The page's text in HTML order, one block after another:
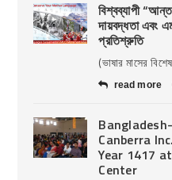
বিশ্বব্যাপী
দায়বদ্ধতা এবং
প্রতিশ্রুতি
(ভাষার মাসের
read more
Canberra
Year 1417
Center